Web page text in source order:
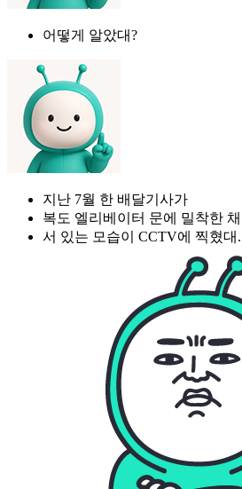
어떻게 알았대?
지난 7월 한 배달기사가
복도 엘리베이터 문에 밀착한 채
서 있는 모습이 CCTV에 찍혔대.